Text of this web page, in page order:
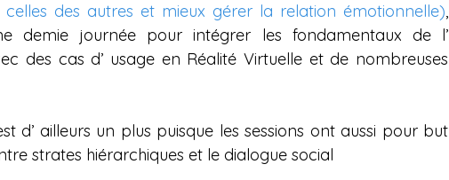
des autres et mieux gérer la relation émotionnelle),
demie journée pour intégrer les fondamentaux de l’
des cas d’ usage en Réalité Virtuelle et de nombreuses
d’ ailleurs un plus puisque les sessions ont aussi pour but
strates hiérarchiques et le dialogue social